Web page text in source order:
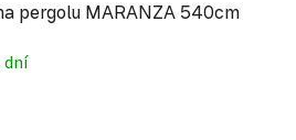
pergolu MARANZA 540cm
dní